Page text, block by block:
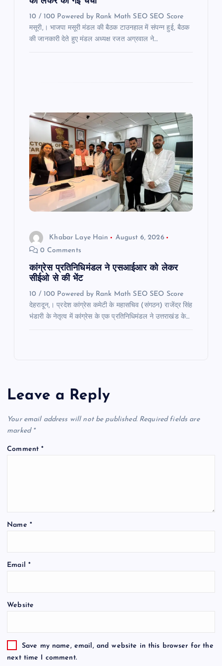
10 / 100 Powered by Rank Math SEO SEO Score
मसूरी,। भाजपा मसूरी मंडल की बैठक टाउनहाल में संपन्न हुई, बैठक
की जानकारी देते हुए मंडल अध्यक्ष रजत अग्रवाल ने…
Khabar Laye Hain
August 6, 2026
0 Comments
कांग्रेस प्रतिनिधिमंडल ने एसआईआर को लेकर
सीईओ से की भेंट
10 / 100 Powered by Rank Math SEO SEO Score
देहरादून,। प्रदेश कांग्रेस कमेटी के महासचिव (संगठन) राजेंद्र सिंह
भंडारी के नेतृत्व में कांग्रेस के एक प्रतिनिधिमंडल ने उत्तराखंड के…
Leave a Reply
Your email address will not be published. Required fields are
marked *
Comment*
Name *
Email *
Website
Save my name, email, and website in this browser for the
next time I comment.